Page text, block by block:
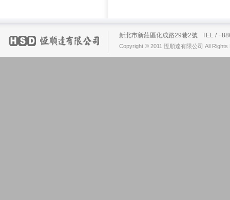
新北市新莊區化成路29巷2號 TEL /
Copyright © 2011 恆順達有限公司 All